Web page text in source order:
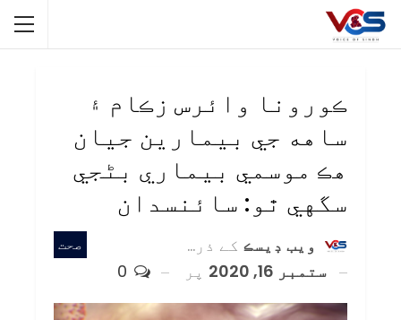
ڪورونا وائرس زڪام ۽
ساهه جي بيمارين جيان
هڪ موسمي بيماري بڻجي
سگهي ٿو: سائنسدان
صحت ويب ڊيسڪ کے ذریعہ
ستمبر 16, 2020
پر